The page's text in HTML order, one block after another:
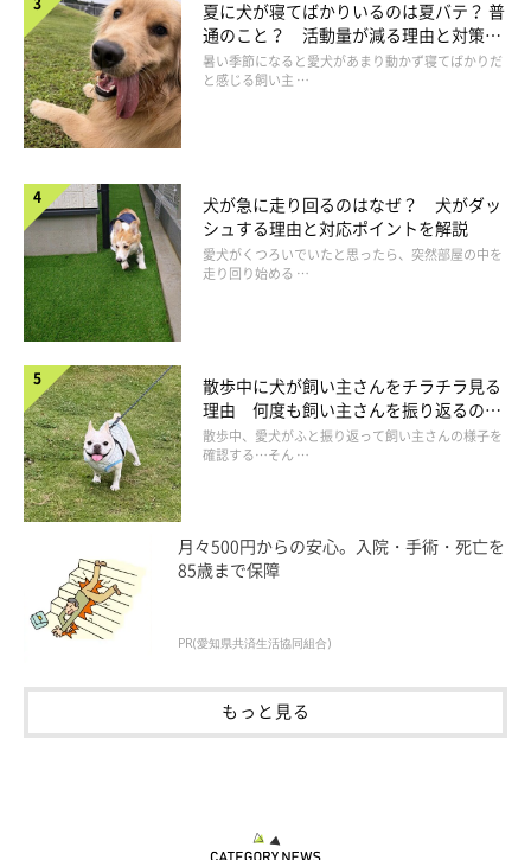
いかがでしたか？犬の骨のヒミツはたくさんあります。犬を観察
出典：「いぬのきもち」2017年11月号『犬の骨のヒミツを知ろ
う！』
イラスト：大崎メグミ 構成・文：ヨシノキヨミ
夏に犬が寝てばかりいるのは夏バテ？ 普
通のこと？ 活動量が減る理由と対策と
は
暑い季節になると愛犬があまり動かず寝てばかりだ
と感じる飼い主 …
犬が急に走り回るのはなぜ？ 犬がダッ
シュする理由と対応ポイントを解説
愛犬がくつろいでいたと思ったら、突然部屋の中を
走り回り始める …
散歩中に犬が飼い主さんをチラチラ見る
理由 何度も飼い主さんを振り返るのは
なぜ？
散歩中、愛犬がふと振り返って飼い主さんの様子を
確認する…そん …
月々500円からの安心。入院・手術・死亡を
85歳まで保障
PR(愛知県共済生活協同組合)
もっと見る